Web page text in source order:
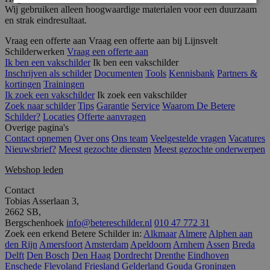
Wij gebruiken alleen hoogwaardige materialen voor een duurzaam
en strak eindresultaat.
Vraag een offerte aan Vraag een offerte aan bij Lijnsvelt
Schilderwerken Vraag een offerte aan
Ik ben een vakschilder Ik ben een vakschilder
Inschrijven als schilder Documenten Tools Kennisbank Partners &
kortingen Trainingen
Ik zoek een vakschilder Ik zoek een vakschilder
Zoek naar schilder Tips Garantie Service Waarom De Betere
Schilder? Locaties Offerte aanvragen
Overige pagina's
Contact opnemen Over ons Ons team Veelgestelde vragen Vacatures
Nieuwsbrief? Meest gezochte diensten Meest gezochte onderwerpen
Webshop leden
Contact
Tobias Asserlaan 3,
2662 SB,
Bergschenhoek info@betereschilder.nl 010 47 772 31
Zoek een erkend Betere Schilder in: Alkmaar Almere Alphen aan
den Rijn Amersfoort Amsterdam Apeldoorn Arnhem Assen Breda
Delft Den Bosch Den Haag Dordrecht Drenthe Eindhoven
Enschede Flevoland Friesland Gelderland Gouda Groningen
Functioneel
Niet-geclassificeerd
Strikt noodzakelijke cookies maken de
kernfunctionaliteiten van de website mogelijk, zoals
gebruikersaanmelding en accountbeheer. De
website kan niet goed worden gebruikt zonder de
strikt noodzakelijke cookies.
Naam
Aanbieder
__cf_bm
Cloudflare Inc.
.linkedin.com
30 minuten
PHPSESSID
PHP.net
www.betereschilder.nl
Sessie